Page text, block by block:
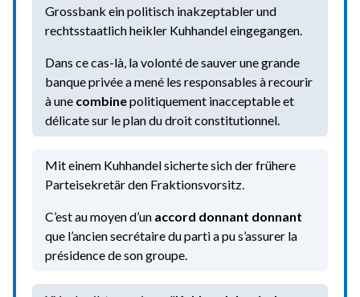
Grossbank ein politisch inakzeptabler und
rechtsstaatlich heikler Kuhhandel eingegangen.
Dans ce cas-là, la volonté de sauver une grande
banque privée a mené les responsables à recourir
à une combinepolitiquement inacceptable et
délicate sur le plan du droit constitutionnel.
Mit einem Kuhhandel sicherte sich der frühere
Parteisekretär den Fraktionsvorsitz.
C’est au moyen d’un accord donnant donnant
que l’ancien secrétaire du parti a pu s’assurer la
présidence de son groupe.